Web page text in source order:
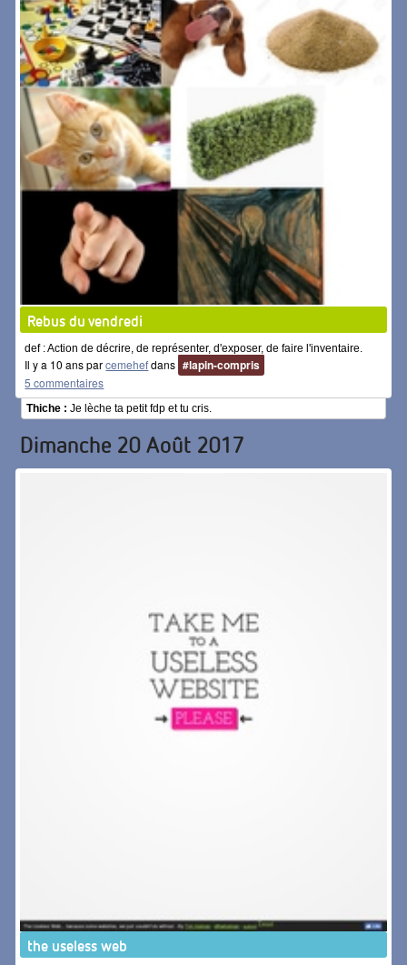
Rebus du vendredi
def : Action de décrire, de représenter, d'exposer, de faire l'inventaire.
Il y a 10 ans parcemehefdans #lapin-compris
5 commentaires
Thiche : Je lèche ta petit fdp et tu cris.
Dimanche 20 Août 2017
the useless web